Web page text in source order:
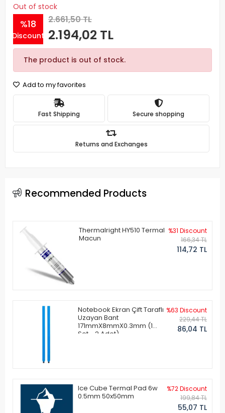
Out of stock
%18
Discount
2.661,50 TL
2.194,02 TL
The product is out of stock.
Add to my favorites
Fast Shipping Secure shopping
Returns and Exchanges
Recommended Products
Thermalright HY510 Termal
Macun
%31 Discount
166,34 TL
114,72 TL
Notebook Ekran Çift Taraflı
Uzayan Bant
171mmX8mmX0.3mm (1
Set - 2 Adet)
%63 Discount
229,44 TL
86,04 TL
Ice Cube Termal Pad 6w
0.5mm 50x50mm
%72 Discount
199,84 TL
55,07 TL